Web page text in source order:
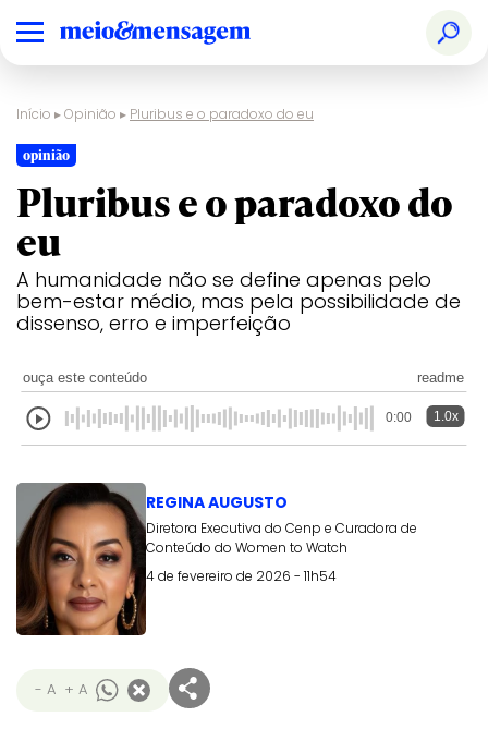
Início ▸Opinião ▸ Pluribus e o paradoxo do eu
opinião
Pluribus e o paradoxo do
eu
A humanidade não se define apenas pelo
bem-estar médio, mas pela possibilidade de
dissenso, erro e imperfeição
ouça este conteúdo readme
0:00 1.0x
REGINA AUGUSTO
Diretora Executiva do Cenp e Curadora de
Conteúdo do Women to Watch
4 de fevereiro de 2026 - 11h54
- A + A